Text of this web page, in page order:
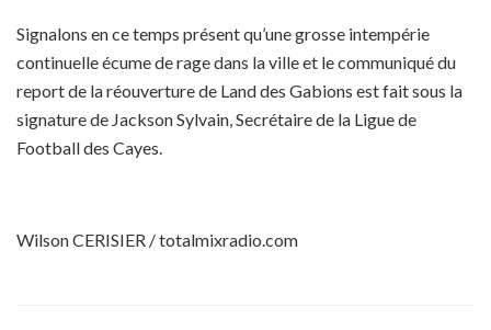
Signalons en ce temps présent qu’une grosse intempérie
continuelle écume de rage dans la ville et le communiqué du
report de la réouverture de Land des Gabions est fait sous la
signature de Jackson Sylvain, Secrétaire de la Ligue de
Football des Cayes.
Wilson CERISIER / totalmixradio.com